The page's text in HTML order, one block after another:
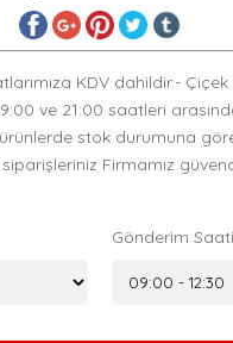
KDV dahildir.-
ve 21:00 saatleri
stok durumuna
Firmamız
Gönderim